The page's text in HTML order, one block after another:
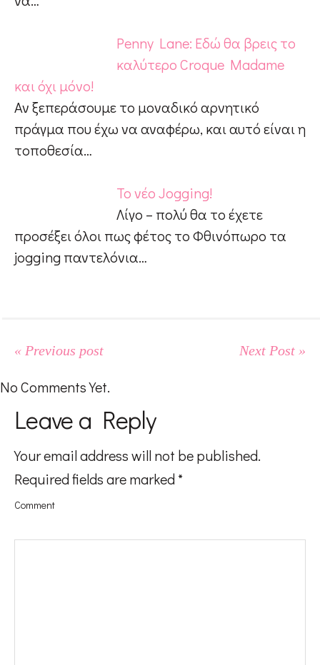
Penny Lane: Εδώ θα βρεις το
καλύτερο Croque Madame
και όχι μόνο!
Αν ξεπεράσουμε το μοναδικό αρνητικό
πράγμα που έχω να αναφέρω, και αυτό είναι η
τοποθεσία…
Το νέο Jogging!
Λίγο – πολύ θα το έχετε
προσέξει όλοι πως φέτος το Φθινόπωρο τα
jogging παντελόνια…
« Previous post Next Post »
No Comments Yet.
Leave a Reply
Your email address will not be published.
Required fields are marked *
Comment